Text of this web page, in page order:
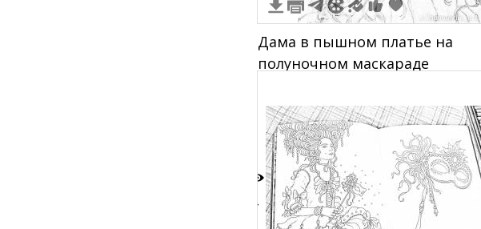
Дама в пышном платье на
полуночном маскараде